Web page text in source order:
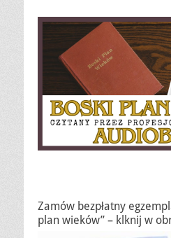
Zamów bezpłatny
plan wieków” – klknij w